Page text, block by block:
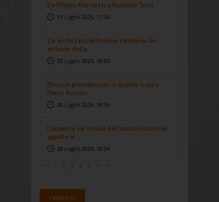
Da Filippo Marinetti a Nathalie Tocci
31 Luglio 2026, 11:36
C'è anche l'estrattivismo sanitario. Un
articolo della...
29 Luglio 2026, 18:05
Elezioni presidenziali in Brasile: Lula o
Flavio Bolson...
28 Luglio 2026, 18:16
L'umanità sul crinale dell'autodistruzione:
appello al...
28 Luglio 2026, 10:34
<< < 1 2 3 4 > >>
I VIDEO DI